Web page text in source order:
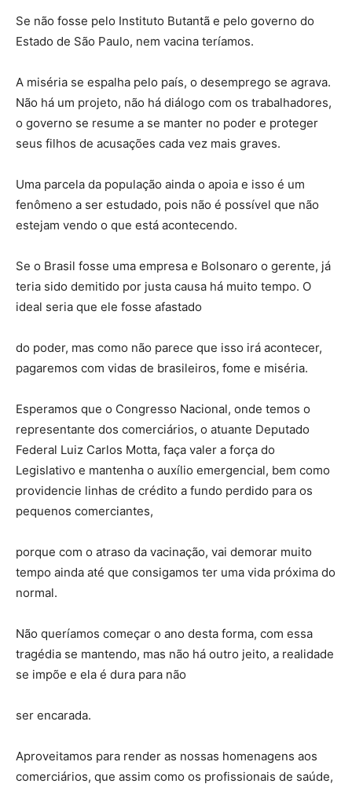
Se não fosse pelo Instituto Butantã e pelo governo do
Estado de São Paulo, nem vacina teríamos.
A miséria se espalha pelo país, o desemprego se agrava.
Não há um projeto, não há diálogo com os trabalhadores,
o governo se resume a se manter no poder e proteger
seus filhos de acusações cada vez mais graves.
Uma parcela da população ainda o apoia e isso é um
fenômeno a ser estudado, pois não é possível que não
estejam vendo o que está acontecendo.
Se o Brasil fosse uma empresa e Bolsonaro o gerente, já
teria sido demitido por justa causa há muito tempo. O
ideal seria que ele fosse afastado
do poder, mas como não parece que isso irá acontecer,
pagaremos com vidas de brasileiros, fome e miséria.
Esperamos que o Congresso Nacional, onde temos o
representante dos comerciários, o atuante Deputado
Federal Luiz Carlos Motta, faça valer a força do
Legislativo e mantenha o auxílio emergencial, bem como
providencie linhas de crédito a fundo perdido para os
pequenos comerciantes,
porque com o atraso da vacinação, vai demorar muito
tempo ainda até que consigamos ter uma vida próxima do
normal.
Não queríamos começar o ano desta forma, com essa
tragédia se mantendo, mas não há outro jeito, a realidade
se impõe e ela é dura para não
ser encarada.
Aproveitamos para render as nossas homenagens aos
comerciários, que assim como os profissionais de saúde,